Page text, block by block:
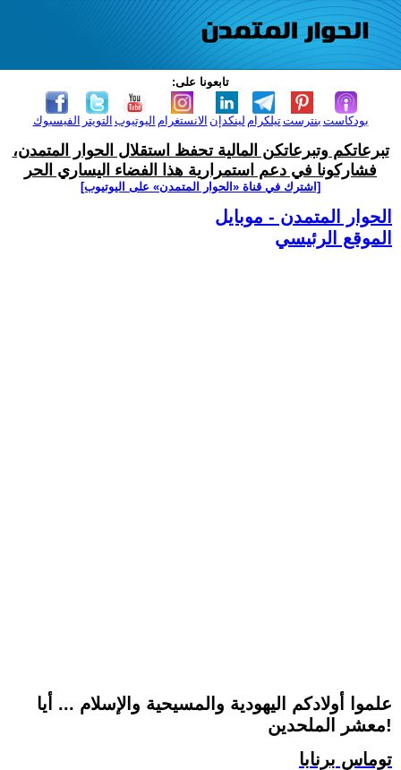
تابعونا على:
الفيسبوك التويتر اليوتيوب الانستغرام لينكدإن تيلكرامبنترست بودكاست
تبرعاتكم وتبرعاتكن المالية تحفظ استقلال الحوار المتمدن،
فشاركونا في دعم استمرارية هذا الفضاء اليساري الحر
[اشترك في قناة ‫«الحوار المتمدن» على اليوتيوب]
الحوار المتمدن - موبايل
الموقع الرئيسي
علموا أولادكم اليهودية والمسيحية والإسلام ... أيا
معشر الملحدين!
توماس برنابا